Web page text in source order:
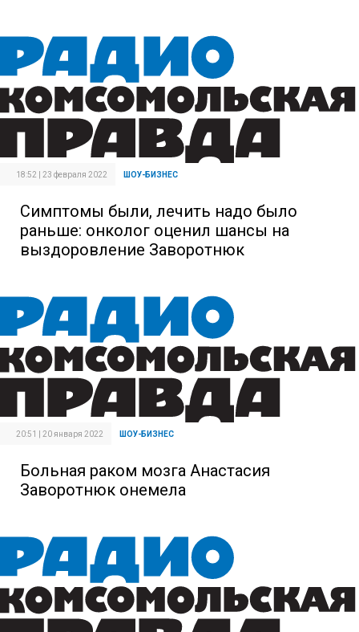
18:52 | 23 февраля 2022 ШОУ-БИЗНЕС
Симптомы были, лечить надо было
раньше: онколог оценил шансы на
выздоровление Заворотнюк
20:51 | 20 января 2022 ШОУ-БИЗНЕС
Больная раком мозга Анастасия
Заворотнюк онемела